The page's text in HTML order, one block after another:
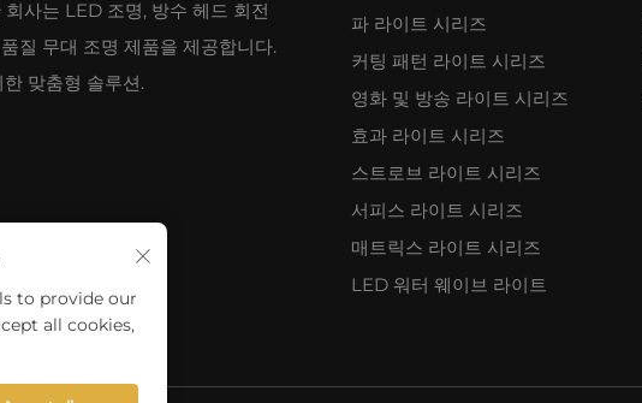
사는 LED 조명, 방수 헤드 회전
질 무대 조명 제품을 제공합니다.
맞춤형 솔루션.
파 라이트 시리즈
커팅 패턴 라이트 시리즈
영화 및 방송 라이트 시리즈
효과 라이트 시리즈
스트로브 라이트 시리즈
서피스 라이트 시리즈
매트릭스 라이트 시리즈
LED 워터 웨이브 라이트
to provide our
all cookies,